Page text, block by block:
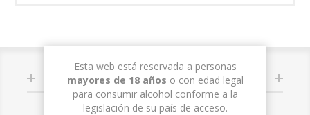
INFORMACIÓN
Esta web está reservada a personas
mayores de 18 años o con edad legal
para consumir alcohol conforme a la
legislación de su país de acceso.